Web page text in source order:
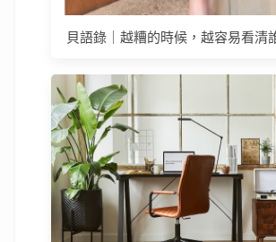
貝語錄｜越糟的時候，越容易看清